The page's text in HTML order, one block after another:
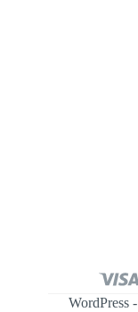
Copyright © 2026 شركة الوسام الإمارات - WordPress